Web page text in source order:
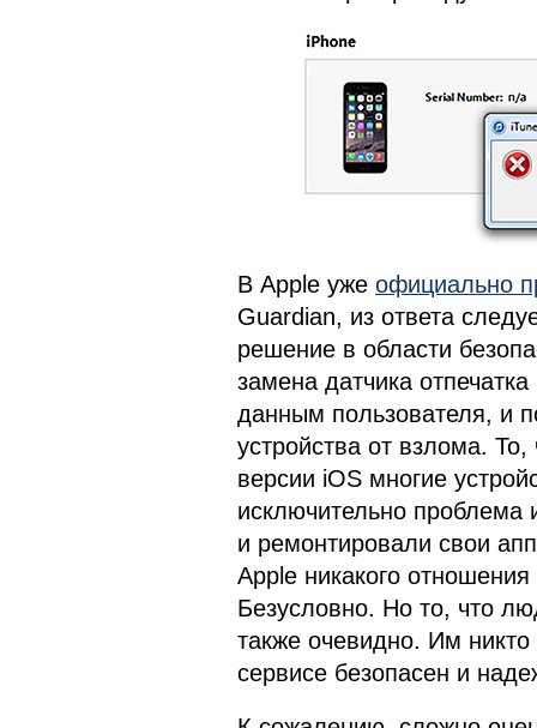
В Apple уже официально
Guardian, из ответа
решение в области
замена датчика
данным пользователя, и
устройства от взлома.
версии iOS многие
исключительно проблема
и ремонтировали свои
Apple никакого
Безусловно. Но то, что
также очевидно. Им
сервисе безопасен и